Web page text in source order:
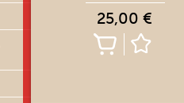
25,00 €